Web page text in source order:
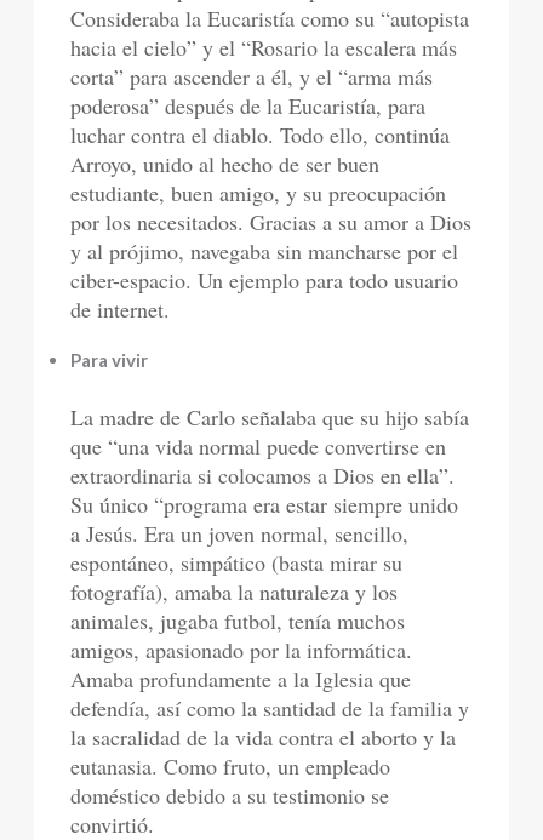
Consideraba la Eucaristía como su “autopista
hacia el cielo” y el “Rosario la escalera más
corta” para ascender a él, y el “arma más
poderosa” después de la Eucaristía, para
luchar contra el diablo. Todo ello, continúa
Arroyo, unido al hecho de ser buen
estudiante, buen amigo, y su preocupación
por los necesitados. Gracias a su amor a Dios
y al prójimo, navegaba sin mancharse por el
ciber-espacio. Un ejemplo para todo usuario
de internet.
Para vivir
La madre de Carlo señalaba que su hijo sabía
que “una vida normal puede convertirse en
extraordinaria si colocamos a Dios en ella”.
Su único “programa era estar siempre unido
a Jesús. Era un joven normal, sencillo,
espontáneo, simpático (basta mirar su
fotografía), amaba la naturaleza y los
animales, jugaba futbol, tenía muchos
amigos, apasionado por la informática.
Amaba profundamente a la Iglesia que
defendía, así como la santidad de la familia y
la sacralidad de la vida contra el aborto y la
eutanasia. Como fruto, un empleado
doméstico debido a su testimonio se
convirtió.